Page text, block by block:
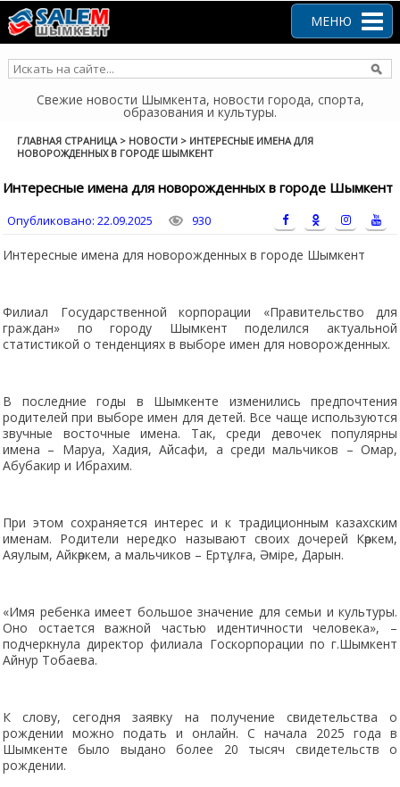
Перейти
содержанию
Свежие новости Шымкента, новости города, спорта,
образования и культуры.
МЕНЮ
ГЛАВНАЯ СТРАНИЦА > НОВОСТИ > ИНТЕРЕСНЫЕ ИМЕНА ДЛЯ
НОВОРОЖДЕННЫХ В ГОРОДЕ ШЫМКЕНТ
Интересные имена для новорожденных в городе Шымкент
Опубликовано: 22.09.2025 930
Интересные имена для новорожденных в городе Шымкент
Филиал Государственной корпорации «Правительство для
граждан» по городу Шымкент поделился актуальной
статистикой о тенденциях в выборе имен для новорожденных.
В последние годы в Шымкенте изменились предпочтения
родителей при выборе имен для детей. Все чаще используются
звучные восточные имена. Так, среди девочек популярны
имена – Маруа, Хадия, Айсафи, а среди мальчиков – Омар,
Абубакир и Ибрахим.
При этом сохраняется интерес и к традиционным казахским
именам. Родители нередко называют своих дочерей Көркем,
Аяулым, Айкөркем, а мальчиков – Ертұлға, Әміре, Дарын.
«Имя ребенка имеет большое значение для семьи и культуры.
Оно остается важной частью идентичности человека», –
подчеркнула директор филиала Госкорпорации по г.Шымкент
Айнур Тобаева.
К слову, сегодня заявку на получение свидетельства о
рождении можно подать и онлайн. С начала 2025 года в
Шымкенте было выдано более 20 тысяч свидетельств о
рождении.